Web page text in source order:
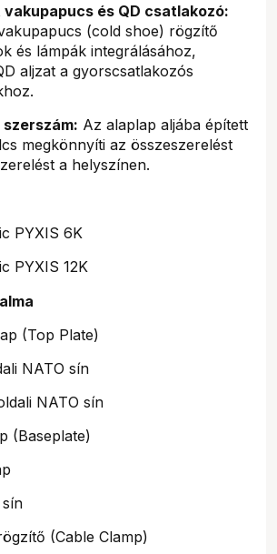
és QD csatlakozó:
(cold shoe) rögzítő
és lámpák integrálásához,
aljzat a gyorscsatlakozós
Az alaplap aljába épített
megkönnyíti az összeszerelést
a helyszínen.
PYXIS 6K
PYXIS 12K
(Top Plate)
NATO sín
NATO sín
(Baseplate)
(Cable Clamp)